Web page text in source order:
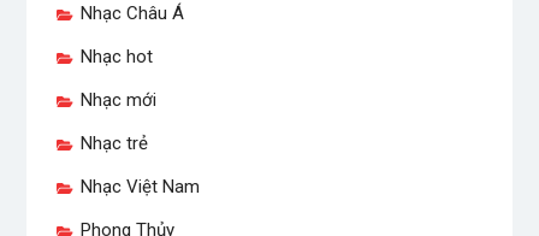
Nhạc Châu Á
Nhạc hot
Nhạc mới
Nhạc trẻ
Nhạc Việt Nam
Phong Thủy